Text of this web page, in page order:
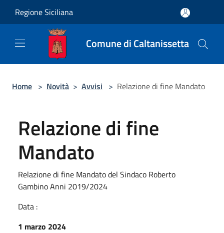
Regione Siciliana
Comune di Caltanissetta
Home > Novità > Avvisi > Relazione di fine Mandato
Relazione di fine
Mandato
Relazione di fine Mandato del Sindaco Roberto
Gambino Anni 2019/2024
Data :
1 marzo 2024